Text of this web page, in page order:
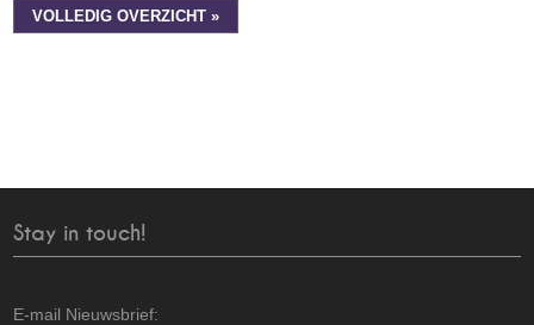
VOLLEDIG OVERZICHT »
Stay in touch!
E-mail Nieuwsbrief: